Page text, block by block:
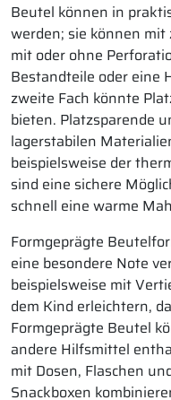
Beutel können in
werden; sie können
mit oder ohne
Bestandteile oder eine
zweite Fach könnte
bieten. Platzsparende
lagerstabilen
beispielsweise der
sind eine sichere
schnell eine warme
Formgeprägte
eine besondere Note
beispielsweise mit
dem Kind erleichtern,
Formgeprägte Beutel
andere Hilfsmittel
mit Dosen, Flaschen
Snackboxen